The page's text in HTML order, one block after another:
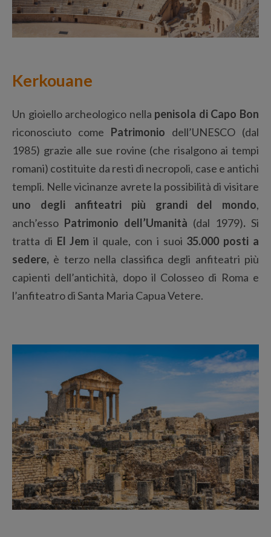
Kerkouane
Un gioiello archeologico nella penisola di Capo Bon
riconosciuto come Patrimonio dell’UNESCO (dal
1985) grazie alle sue rovine (che risalgono ai tempi
romani) costituite da resti di necropoli, case e antichi
templi. Nelle vicinanze avrete la possibilità di visitare
uno degli anfiteatri più grandi del mondo,
anch’esso Patrimonio dell’Umanità (dal 1979). Si
tratta di El Jem il quale, con i suoi 35.000 posti a
sedere, è terzo nella classifica degli anfiteatri più
capienti dell’antichità, dopo il Colosseo di Roma e
l’anfiteatro di Santa Maria Capua Vetere.